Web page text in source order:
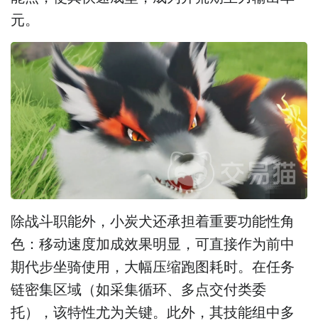
元。
除战斗职能外，小炭犬还承担着重要功能性角
色：移动速度加成效果明显，可直接作为前中
期代步坐骑使用，大幅压缩跑图耗时。在任务
链密集区域（如采集循环、多点交付类委
托），该特性尤为关键。此外，其技能组中多